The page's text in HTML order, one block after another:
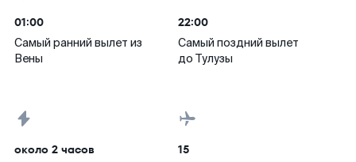
01:00
Самый ранний вылет из
Вены
22:00
Самый поздний вылет
до Тулузы
около 2 часов 15